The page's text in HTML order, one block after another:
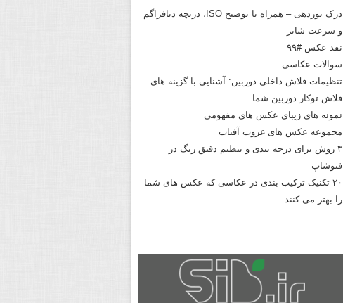
درک نوردهی – همراه با توضیح ISO، دریچه دیافراگم
و سرعت شاتر
نقد عکس #۹۹
سوالات عکاسی
تنظیمات فلاش داخلی دوربین: آشنایی با گزینه های
فلاش توکار دوربین شما
نمونه های زیبای عکس های مفهومی
مجموعه عکس های غروب آفتاب
۳ روش برای درجه بندی و تنظیم دقیق رنگ در
فتوشاپ
۲۰ تکنیک ترکیب بندی در عکاسی که عکس های شما
را بهتر می کنند